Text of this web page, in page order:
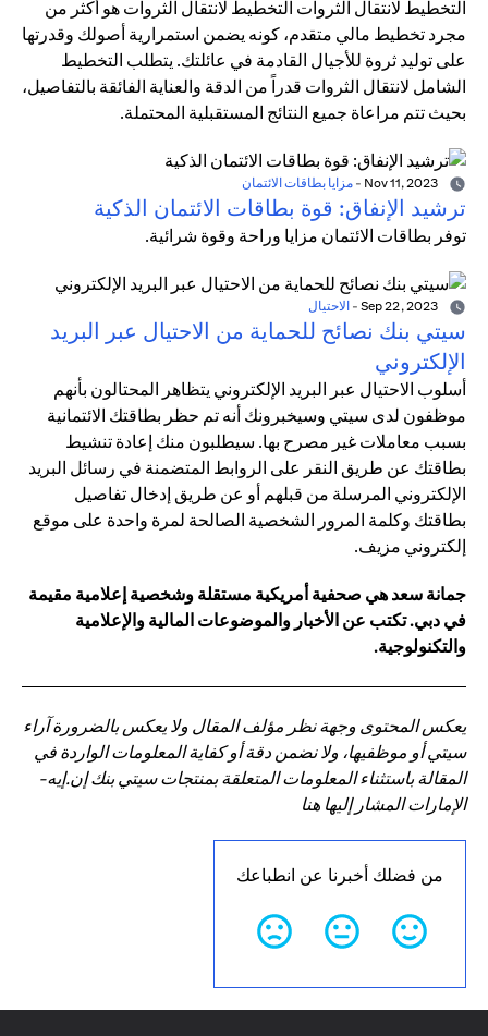
التخطيط لانتقال الثروات التخطيط لانتقال الثروات هو أكثر من
مجرد تخطيط مالي متقدم، كونه يضمن استمرارية أصولك وقدرتها
على توليد ثروة للأجيال القادمة في عائلتك. يتطلب التخطيط
الشامل لانتقال الثروات قدراً من الدقة والعناية الفائقة بالتفاصيل،
بحيث تتم مراعاة جميع النتائج المستقبلية المحتملة.
- مزايا بطاقات الائتمان
ترشيد الإنفاق: قوة بطاقات الائتمان الذكية
توفر بطاقات الائتمان مزايا وراحة وقوة شرائية.
- الاحتيال
سيتي بنك نصائح للحماية من الاحتيال عبر البريد
الإلكتروني
أسلوب الاحتيال عبر البريد الإلكتروني يتظاهر المحتالون بأنهم
موظفون لدى سيتي وسيخبرونك أنه تم حظر بطاقتك الائتمانية
بسبب معاملات غير مصرح بها. سيطلبون منك إعادة تنشيط
بطاقتك عن طريق النقر على الروابط المتضمنة في رسائل البريد
الإلكتروني المرسلة من قبلهم أو عن طريق إدخال تفاصيل
بطاقتك وكلمة المرور الشخصية الصالحة لمرة واحدة على موقع
إلكتروني مزيف.
جمانة سعد هي صحفية أمريكية مستقلة وشخصية إعلامية مقيمة
في دبي. تكتب عن الأخبار والموضوعات المالية والإعلامية
والتكنولوجية.
يعكس المحتوى وجهة نظر مؤلف المقال ولا يعكس بالضرورة آراء
سيتي أو موظفيها، ولا نضمن دقة أو كفاية المعلومات الواردة في
المقالة باستثناء المعلومات المتعلقة بمنتجات سيتي بنك إن.إيه-
الإمارات المشار إليها هنا
من فضلك أخبرنا عن انطباعك